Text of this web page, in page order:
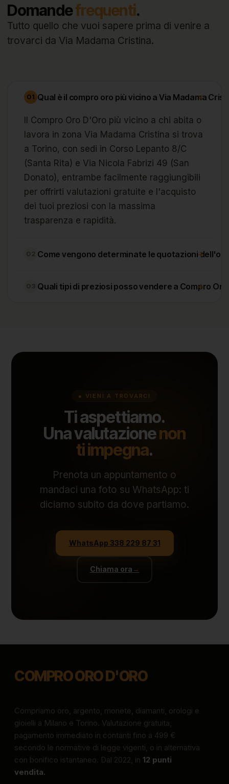
Domandefrequenti.
Tutto quello che vuoi sapere prima di venire a
trovarci da Via Madama Cristina.
01 Qual è il compro oro più vicino a Via Madama
+
Il Compro Oro D'Oro più vicino a chi abita o
lavora in zona Via Madama Cristina si trova
a Torino, con sedi in Corso Lepanto 8/C
(Santa Rita) e Via Nicola Fabrizi 49 (San
Donato), entrambe facilmente raggiungibili
per offrirti valutazioni gratuite e l'acquisto
dei tuoi preziosi con la massima
trasparenza e rapidità.
02 Come vengono determinate le quotazioni+
03 Quali tipi di preziosi posso vendere a Compro
+
● VIENI A TROVARCI
Ti aspettiamo.
Una valutazionenon
ti impegna.
Prenota un appuntamento o
mandaci una foto su WhatsApp: ti
diciamo subito da dove partiamo.
WhatsApp 338 229 87 31
Chiama ora →
COMPRO ORO D'ORO
Compriamo oro, argento, monete, diamanti, orologi e
gioielli a Milano e Torino. Valutazione gratuita,
pagamento immediato in contanti fino a 499 €
secondo le normative di legge vigenti, o in alternativa
con bonifico istantaneo. Dal 2022, in 12 punti
vendita.